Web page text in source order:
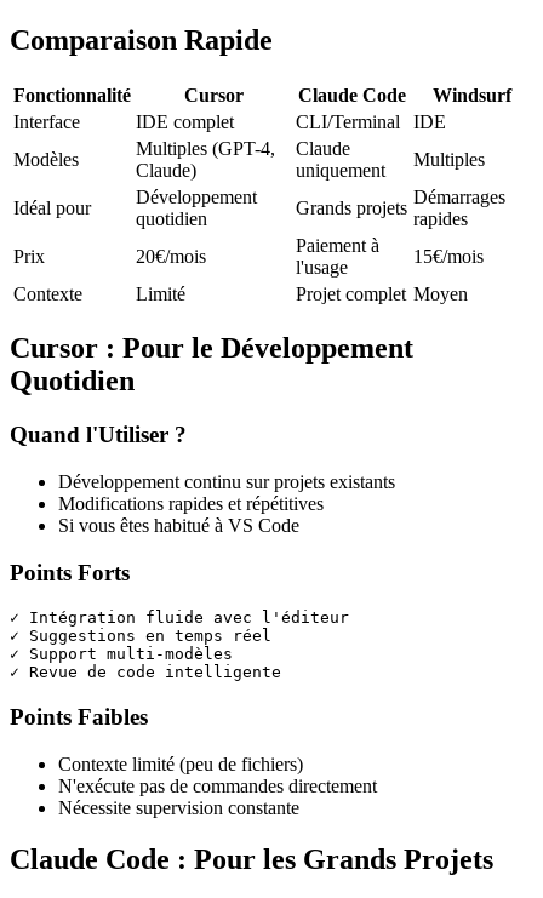
Comparaison Rapide
Fonctionnalité Cursor Claude Code
Windsurf
Interface
IDE complet CLI/Terminal
IDE
Modèles
Multiples (GPT-4,
Claude)
Claude
uniquement
Multiples
Idéal pour
Développement
quotidien
Grands projets
Démarrages
rapides
Prix
20€/mois
Paiement à
l'usage
15€/mois
Contexte
Limité Projet complet Moyen
Cursor : Pour le Développement
Quotidien
Quand l'Utiliser ?
Développement continu sur projets existants
Modifications rapides et répétitives
Si vous êtes habitué à VS Code
Points Forts
✓ Intégration fluide avec l'éditeur
✓ Suggestions en temps réel
✓ Support multi-modèles
Points Faibles
Contexte limité (peu de fichiers)
N'exécute pas de commandes directement
Nécessite supervision constante
Claude Code : Pour les Grands Projets